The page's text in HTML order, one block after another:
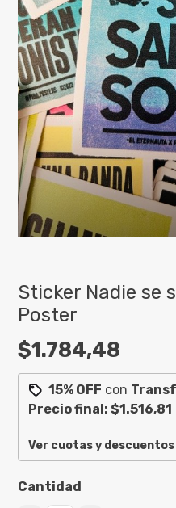
Sticker Nadie se
Poster
$1.784,48
15% OFF con
Precio final:$1.516,81
Ver cuotas y descuentos
Cantidad